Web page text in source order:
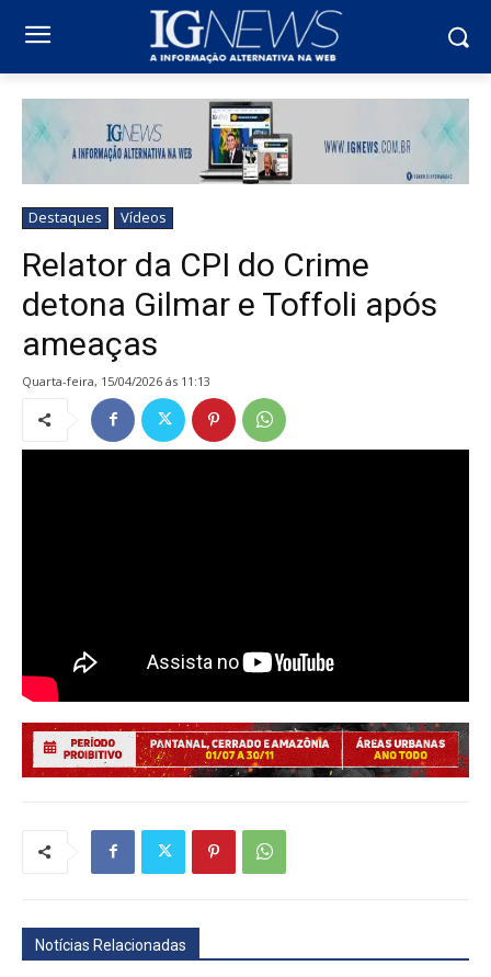
Destaques Vídeos
Relator da CPI do Crime
detona Gilmar e Toffoli após
ameaças
quarta-feira, 15/04/2026 ás 11:13
Notícias Relacionadas